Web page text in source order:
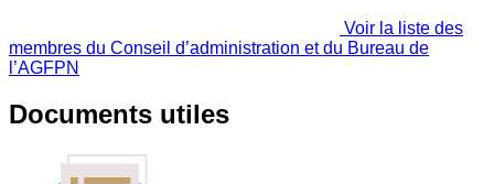
Voir la liste des
membres du Conseil d’administration et du Bureau de
l’AGFPN
Documents utiles